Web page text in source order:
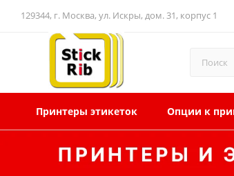
129344, г. Москва, ул. Искры, дом. 31, корпус 1
Принтеры этикеток Опции к